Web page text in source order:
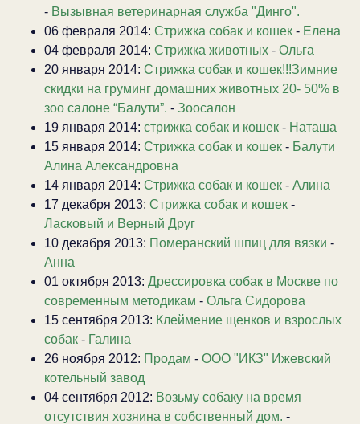
- Вызывная ветеринарная служба "Динго".
06 февраля 2014: Стрижка собак и кошек - Елена
04 февраля 2014: Стрижка животных - Ольга
20 января 2014: Стрижка собак и кошек!!!Зимние
скидки на груминг домашних животных 20- 50% в
зоо салоне “Балути”. - Зоосалон
19 января 2014: стрижка собак и кошек - Наташа
15 января 2014: Стрижка собак и кошек - Балути
Алина Александровна
14 января 2014: Стрижка собак и кошек - Алина
17 декабря 2013: Стрижка собак и кошек -
Ласковый и Верный Друг
10 декабря 2013: Померанский шпиц для вязки -
Анна
01 октября 2013: Дрессировка собак в Москве по
современным методикам - Ольга Сидорова
15 сентября 2013: Клеймение щенков и взрослых
собак - Галина
26 ноября 2012: Продам - ООО "ИКЗ" Ижевский
котельный завод
04 сентября 2012: Возьму собаку на время
отсутствия хозяина в собственный дом. -